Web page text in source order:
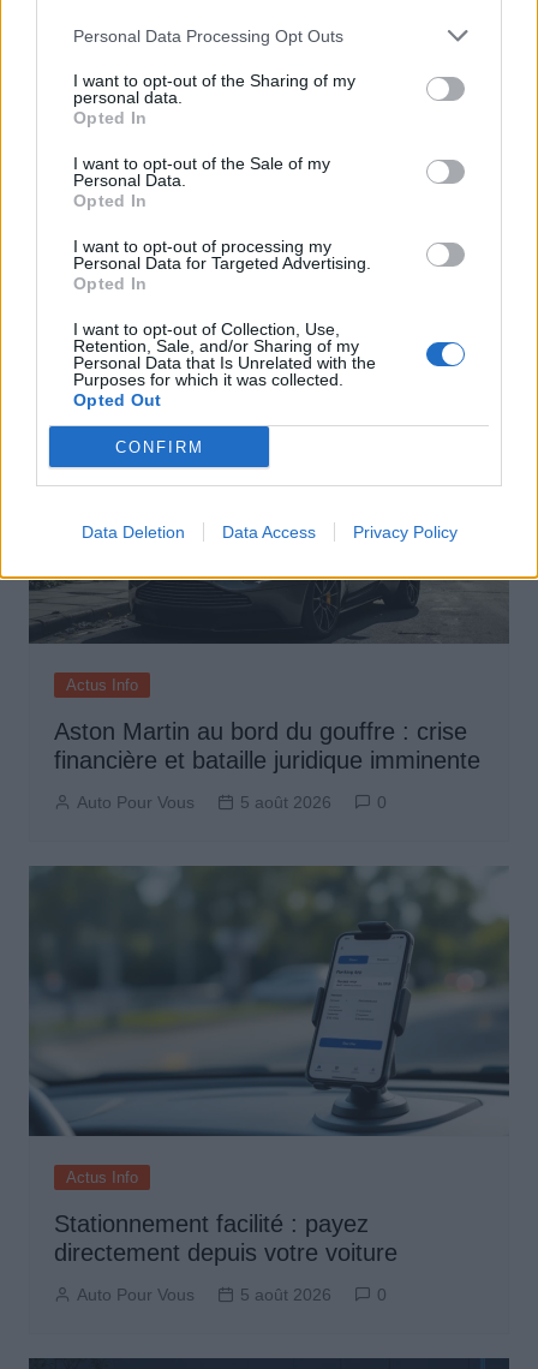
Personal Data Processing Opt Outs
I want to opt-out of the Sharing of my
personal data.
Opted In
I want to opt-out of the Sale of my
Personal Data.
Opted In
I want to opt-out of processing my
Personal Data for Targeted Advertising.
Opted In
I want to opt-out of Collection, Use,
Retention, Sale, and/or Sharing of my
Personal Data that Is Unrelated with the
Purposes for which it was collected.
Opted Out
CONFIRM
Data Deletion Data Access Privacy Policy
Actus Info
Pourquoi le bouton start/stop disparaît
des voitures électriques
Actus Info
Aston Martin au bord du gouffre : crise
financière et bataille juridique imminente
Auto Pour Vous 5 août 2026 0
Actus Info
Stationnement facilité : payez
directement depuis votre voiture
Auto Pour Vous 5 août 2026 0